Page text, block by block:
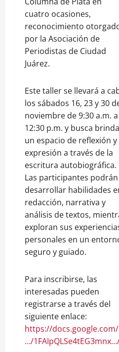
cuatro ocasiones,
reconocimiento
por la Asociación de
Periodistas de Ciudad
Juárez.
Este taller se llevará a
los sábados 16, 23 y 30
noviembre de 9:30 a.m. a
12:30 p.m. y busca
un espacio de reflexión y
expresión a través de la
escritura autobiográfica.
Las participantes podrán
desarrollar habilidades
redacción, narrativa y
análisis de textos,
exploran sus
personales en un
seguro y guiado.
Para inscribirse, las
interesadas pueden
registrarse a través del
siguiente enlace:
https://docs.google.com/
…/